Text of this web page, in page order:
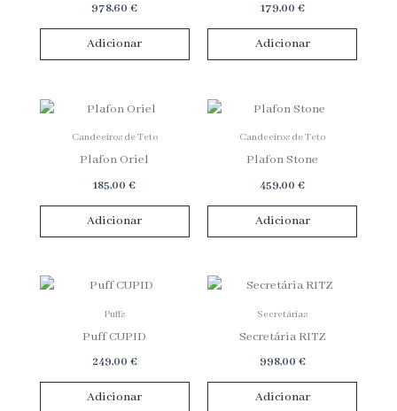
978,60€
Adicionar
179,00 €
Adicionar
Candeeiros de Teto
Plafon Oriel
185,00€
Adicionar
Candeeiros de Teto
Plafon Stone
459,00€
Adicionar
Puffs
Puff CUPID
249,00 €
Adicionar
Secretárias
Secretária RITZ
998,00 €
Adicionar